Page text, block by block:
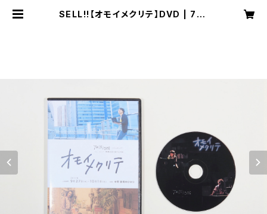
SELL!!【オモイメクリテ】DVD | 7mi